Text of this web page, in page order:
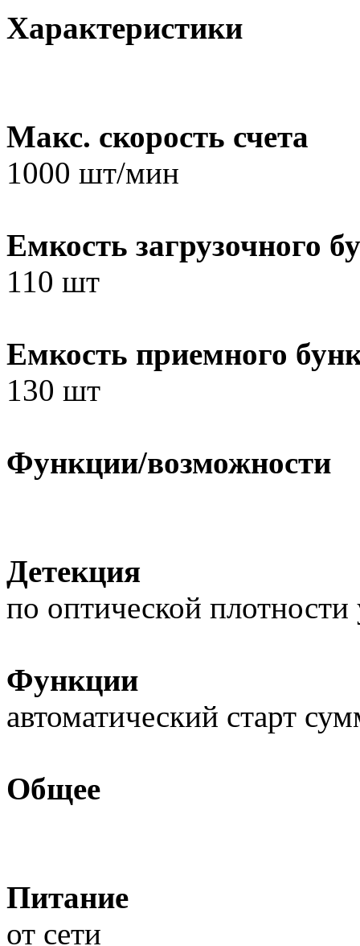
Характеристики
Макс. скорость счета
1000 шт/мин
Емкость загрузочного
110 шт
Емкость приемного
130 шт
Функции/возможности
Детекция
по оптической
Функции
автоматический старт
Общее
Питание
от сети